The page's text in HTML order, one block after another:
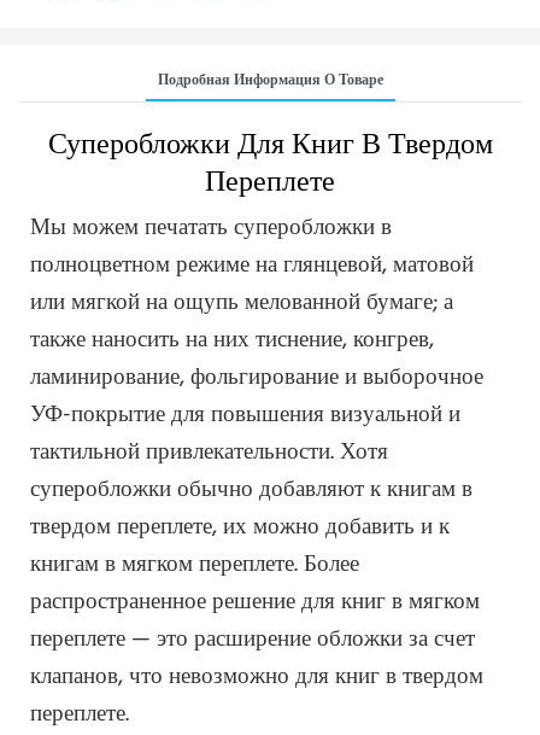
Подробная Информация О Товаре
Суперобложки Для Книг В Твердом
Переплете
Мы можем печатать суперобложки в
полноцветном режиме на глянцевой, матовой
или мягкой на ощупь мелованной бумаге; а
также наносить на них тиснение, конгрев,
ламинирование, фольгирование и выборочное
УФ-покрытие для повышения визуальной и
тактильной привлекательности. Хотя
суперобложки обычно добавляют к книгам в
твердом переплете, их можно добавить и к
книгам в мягком переплете. Более
распространенное решение для книг в мягком
переплете — это расширение обложки за счет
клапанов, что невозможно для книг в твердом
переплете.